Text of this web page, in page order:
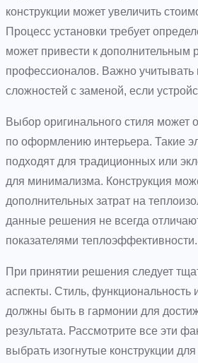
конструкции может увеличить
Процесс установки требует
может привести к дополнительным
профессионалов. Важно учитывать
сложностей с заменой, если
Выбор оригинального стиля может
по оформлению интерьера. Такие
подходят для традиционных или
для минимализма. Конструкция
дополнительных затрат на
данные решения не всегда
показателями теплоэффективности.
При принятии решения следует
аспекты. Стиль, функциональность
должны быть в гармонии для
результата. Рассмотрите все эти
выбрать изогнутые конструкции